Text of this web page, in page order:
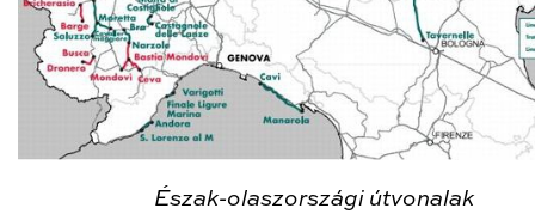
Észak-olaszországi útvonalak